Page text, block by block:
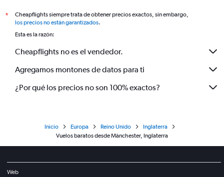
*
Cheapflights siempre trata de obtener precios exactos, sin embargo,
los precios no están garantizados.
Esta es la razón:
Cheapflights no es el vendedor.
Agregamos montones de datos para ti
¿Por qué los precios no son 100% exactos?
Inicio Europa Reino Unido
Inglaterra
Vuelos baratos desde Mánchester, Inglaterra
Web